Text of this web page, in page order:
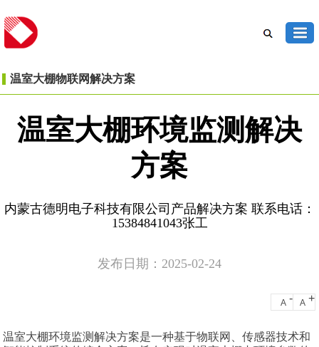
温室大棚物联网解决方案
温室大棚环境监测解决
方案
内蒙古德明电子科技有限公司产品解决方案 联系电话：
15384841043张工
发布日期：2025-02-24
A - A +
温室大棚环境监测解决方案是一种基于物联网、传感器技术和